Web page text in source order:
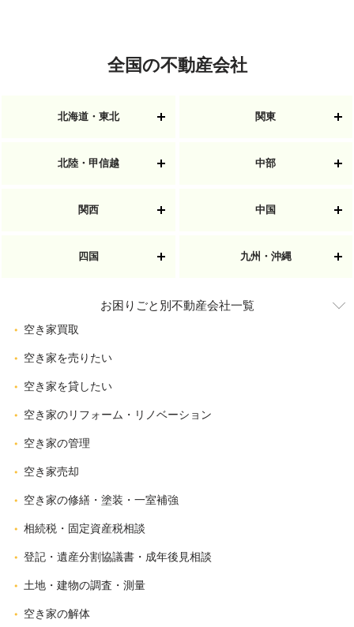
全国の不動産会社
北海道・東北 関東
北陸・甲信越 中部
関西 中国
四国 九州・沖縄
お困りごと別不動産会社一覧
空き家買取
空き家を売りたい
空き家を貸したい
空き家のリフォーム・リノベーション
空き家の管理
空き家売却
空き家の修繕・塗装・一室補強
相続税・固定資産税相談
登記・遺産分割協議書・成年後見相談
土地・建物の調査・測量
空き家の解体